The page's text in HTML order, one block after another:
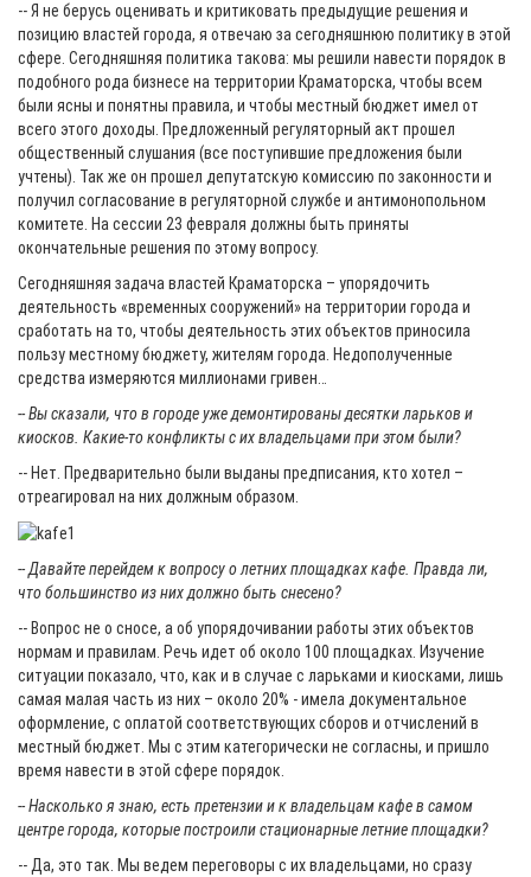
-- Я не берусь оценивать и критиковать предыдущие решения и
позицию властей города, я отвечаю за сегодняшнюю политику в этой
сфере. Сегодняшняя политика такова: мы решили навести порядок в
подобного рода бизнесе на территории Краматорска, чтобы всем
были ясны и понятны правила, и чтобы местный бюджет имел от
всего этого доходы. Предложенный регуляторный акт прошел
общественный слушания (все поступившие предложения были
учтены). Так же он прошел депутатскую комиссию по законности и
получил согласование в регуляторной службе и антимонопольном
комитете. На сессии 23 февраля должны быть приняты
окончательные решения по этому вопросу.
Сегодняшняя задача властей Краматорска – упорядочить
деятельность «временных сооружений» на территории города и
сработать на то, чтобы деятельность этих объектов приносила
пользу местному бюджету, жителям города. Недополученные
средства измеряются миллионами гривен…
-- Вы сказали, что в городе уже демонтированы десятки ларьков и
киосков. Какие-то конфликты с их владельцами при этом были?
-- Нет. Предварительно были выданы предписания, кто хотел –
отреагировал на них должным образом.
-- Давайте перейдем к вопросу о летних площадках кафе. Правда ли,
что большинство из них должно быть снесено?
-- Вопрос не о сносе, а об упорядочивании работы этих объектов
нормам и правилам. Речь идет об около 100 площадках. Изучение
ситуации показало, что, как и в случае с ларьками и киосками, лишь
самая малая часть из них – около 20% - имела документальное
оформление, с оплатой соответствующих сборов и отчислений в
местный бюджет. Мы с этим категорически не согласны, и пришло
время навести в этой сфере порядок.
-- Насколько я знаю, есть претензии и к владельцам кафе в самом
центре города, которые построили стационарные летние площадки?
-- Да, это так. Мы ведем переговоры с их владельцами, но сразу